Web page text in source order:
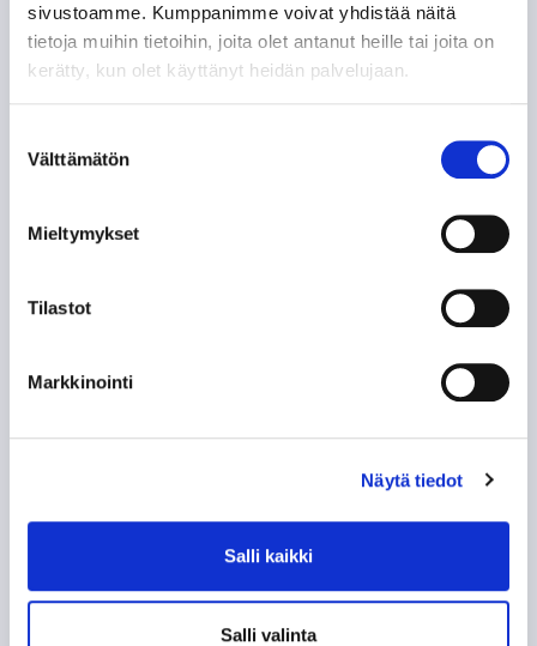
sivustoamme. Kumppanimme voivat yhdistää näitä
tietoja muihin tietoihin, joita olet antanut heille tai joita on
kerätty, kun olet käyttänyt heidän palvelujaan.
valinta
Välttämätön
Mieltymykset
Tilastot
Markkinointi
Näytä tiedot
Salli kaikki
Salli valinta
TAPPARAN RANSKALAINEN VISIITTI ALASARJAAN
ILPO KAUHASEN 188 MINUUTTIA JULKISUUTTA
TUNTEMATTOMAMPI TARINA TAKAVUOSILTA
HISTORIIKKI!
VUOTTA SITTEN
KUN TAPPARA ZSKA:N KAATOI